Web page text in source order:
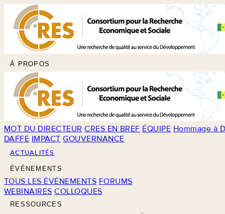
À PROPOS
MOT DU DIRECTEUR CRES EN BREF ÉQUIPE Hommage à
DAFFE IMPACT GOUVERNANCE
ACTUALITÉS
ÉVÉNEMENTS
TOUS LES ÉVÉNEMENTS FORUMS
WEBINAIRES COLLOQUES
RESSOURCES